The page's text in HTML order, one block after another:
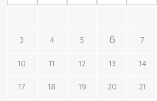
3 4 5 6 7
10 11 12 13 14
17 18 19 20 21